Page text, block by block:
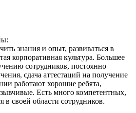
знания и опыт, развиваться в
корпоративная культура. Большее
сотрудников, постоянно
сдача аттестаций на получение
работают хорошие ребята,
Есть много компетентных,
своей области сотрудников.